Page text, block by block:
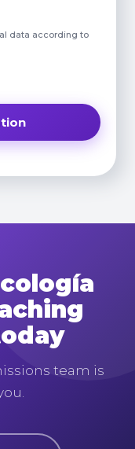
data according to
team is